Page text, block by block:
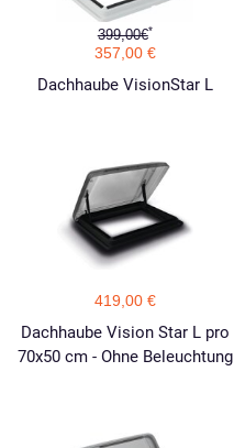
399,00€*
357,00 €
Dachhaube VisionStar L
419,00 €
Dachhaube Vision Star L pro
70x50 cm - Ohne Beleuchtung